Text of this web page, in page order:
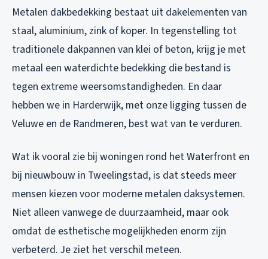
Metalen dakbedekking bestaat uit dakelementen van
staal, aluminium, zink of koper. In tegenstelling tot
traditionele dakpannen van klei of beton, krijg je met
metaal een waterdichte bedekking die bestand is
tegen extreme weersomstandigheden. En daar
hebben we in Harderwijk, met onze ligging tussen de
Veluwe en de Randmeren, best wat van te verduren.
Wat ik vooral zie bij woningen rond het Waterfront en
bij nieuwbouw in Tweelingstad, is dat steeds meer
mensen kiezen voor moderne metalen daksystemen.
Niet alleen vanwege de duurzaamheid, maar ook
omdat de esthetische mogelijkheden enorm zijn
verbeterd. Je ziet het verschil meteen.